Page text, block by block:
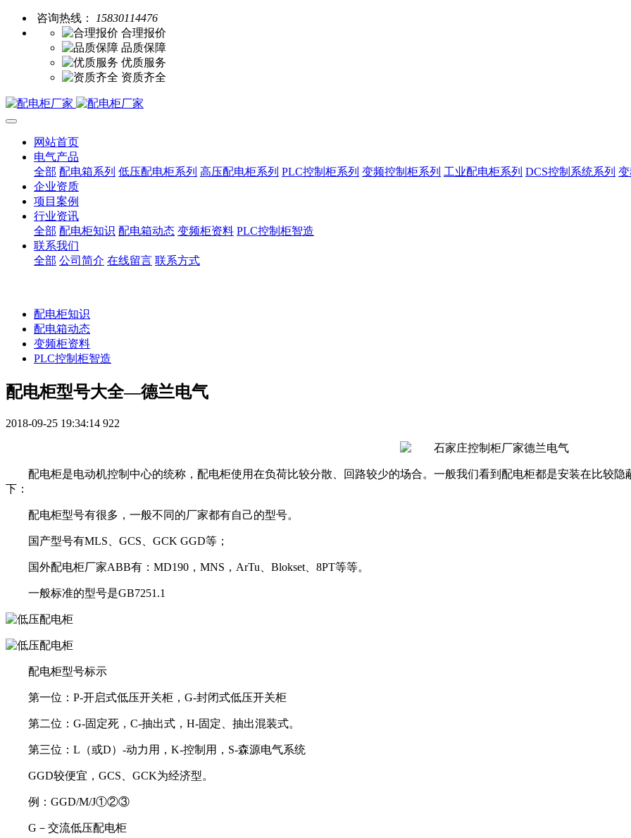
咨询热线：
15830114476
合理报价
品质保障
优质服务
资质齐全
网站首页
电气产品
全部 配电箱系列 低压配电柜系列 高压配电柜系列 PLC控制柜系列 变频控制柜系列 工业配电柜系列 DCS控制系统系列
企业资质
项目案例
行业资讯
全部 配电柜知识 配电箱动态 变频柜资料 PLC控制柜智造
联系我们
全部 公司简介 在线留言 联系方式
配电柜知识
配电箱动态
变频柜资料
PLC控制柜智造
配电柜型号大全—德兰电气
2018-09-25 19:34:14 922
配电柜是电动机控制中心的统称，配电柜使用在负荷比较分散、回路较少的场合。一般我们看到配电柜都是安装在比较
下：
配电柜型号有很多，一般不同的厂家都有自己的型号。
国产型号有MLS、GCS、GCK GGD等；
国外配电柜厂家ABB有：MD190，MNS，ArTu、Blokset、8PT等等。
一般标准的型号是GB7251.1
配电柜型号标示
第一位：P-开启式低压开关柜，G-封闭式低压开关柜
第二位：G-固定死，C-抽出式，H-固定、抽出混装式。
第三位：L（或D）-动力用，K-控制用，S-森源电气系统
GGD较便宜，GCS、GCK为经济型。
例：GGD/M/J①②③
G－交流低压配电柜